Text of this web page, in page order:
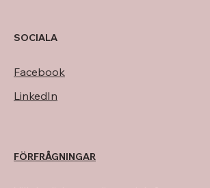
SOCIALA
Facebook
LinkedIn
FÖRFRÅGNINGAR